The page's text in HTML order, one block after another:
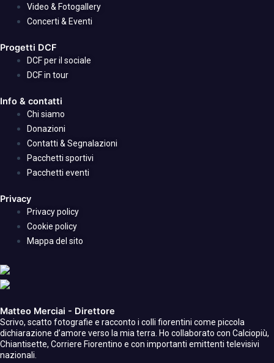
Video & Fotogallery
Concerti & Eventi
Progetti DCF
DCF per il sociale
DCF in tour
Info & contatti
Chi siamo
Donazioni
Contatti & Segnalazioni
Pacchetti sportivi
Pacchetti eventi
Privacy
Privacy policy
Cookie policy
Mappa del sito
Matteo Merciai - Direttore
Scrivo, scatto fotografie e racconto i colli fiorentini come piccola
dichiarazione d’amore verso la mia terra. Ho collaborato con Calciopiù,
Chiantisette, Corriere Fiorentino e con importanti emittenti televisivi
nazionali.